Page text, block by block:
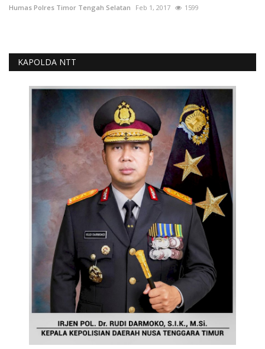
Humas Polres Timor Tengah Selatan Feb 1, 2017 1599
KAPOLDA NTT